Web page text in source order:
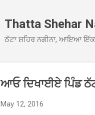
Thatta Shehar
ਠੱਟਾ ਸ਼ਹਿਰ ਨਗੀਨਾ, ਆਇਆ ਇੱਕ
ਆਓ ਦਿਖਾਈਏ ਪਿੰਡ
May 12, 2016